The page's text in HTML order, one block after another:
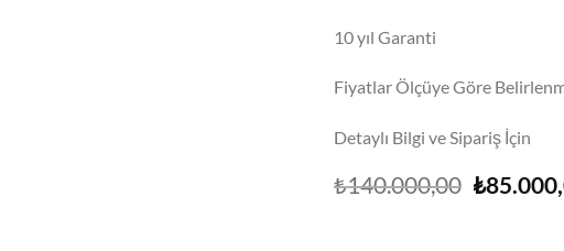
10 yıl Garanti
Fiyatlar Ölçüye Göre
Detaylı Bilgi ve Sipariş İçin
₺140.000,00 Orijinal
₺